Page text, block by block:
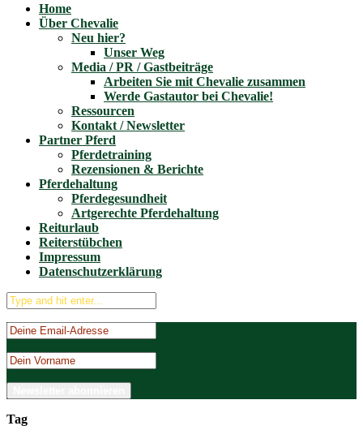
Home
Über Chevalie
Neu hier?
Unser Weg
Media / PR / Gastbeiträge
Arbeiten Sie mit Chevalie zusammen
Werde Gastautor bei Chevalie!
Ressourcen
Kontakt / Newsletter
Partner Pferd
Pferdetraining
Rezensionen & Berichte
Pferdehaltung
Pferdegesundheit
Artgerechte Pferdehaltung
Reiturlaub
Reiterstübchen
Impressum
Datenschutzerklärung
Tag